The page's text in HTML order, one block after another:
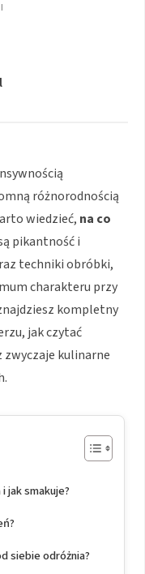
różnorodnością
wiedzieć, na co
pikantność i
techniki obróbki,
charakteru przy
kompletny
jak czytać
kulinarne
jak smakuje?
siebie odróżnia?